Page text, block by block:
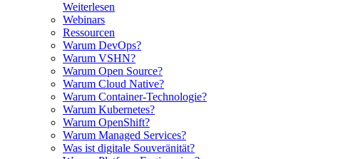
Weiterlesen
Webinars
Ressourcen
Warum DevOps?
Warum VSHN?
Warum Open Source?
Warum Cloud Native?
Warum Container-Technologie?
Warum Kubernetes?
Warum OpenShift?
Warum Managed Services?
Was ist digitale Souveränität?